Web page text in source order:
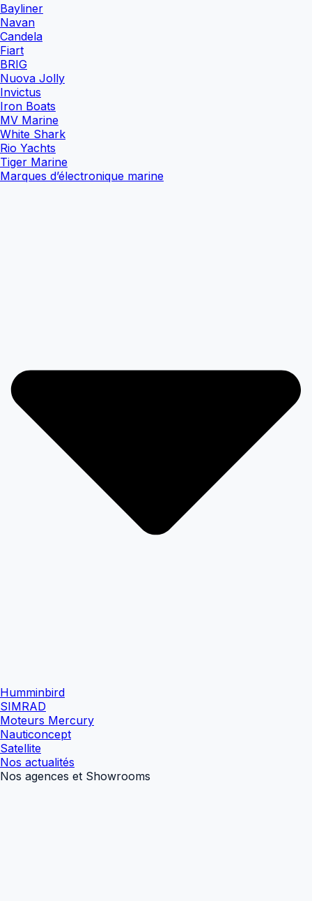
Bayliner
Navan
Candela
Fiart
BRIG
Nuova Jolly
Invictus
Iron Boats
MV Marine
White Shark
Rio Yachts
Tiger Marine
Marques d’électronique marine
Humminbird
SIMRAD
Moteurs Mercury
Nauticoncept
Satellite
Nos actualités
Nos agences et Showrooms